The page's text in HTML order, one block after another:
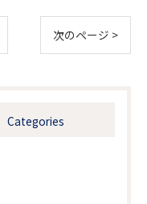
次のページ >
Categories